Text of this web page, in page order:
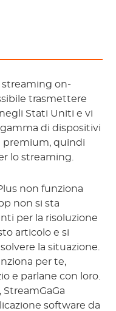
streaming on-
trasmettere
Stati Uniti e vi
di dispositivi
premium, quindi
lo streaming.
non funziona
non si sta
per la risoluzione
articolo e si
la situazione.
per te,
e parlane con loro.
StreamGaGa
software da